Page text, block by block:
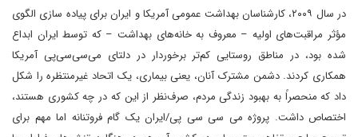
در سال ۲۰۰۹، کارشناسان بهداشت عمومی آمریکا و ایران برای پیاده سازی الگوی
مؤثر مراقبت‌های اولیه – معروف به خانه‌های بهداشت – که توسط ایران ابداع
شده بود، در مناطق روستایی کم‌تر برخوردار در دلتای می‌سی‌سی‌پی آمریکا
همکاری کردند. دشمن مشترک آنان، یعنی بیماری، یک اتحاد غیرمنتظره را شکل
داد که منحصراً به بهبود زندگی مردم، صرف‌نظر از این که در چه کشوری هستند،
اختصاص داشت. پروژه می سی سی پی/ایران یک گام فروتنانه اما مهم برای